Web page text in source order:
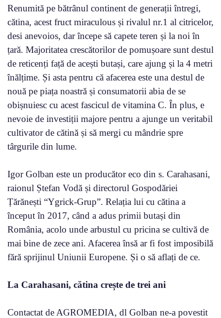
Renumită pe bătrânul continent de generații întregi,
cătina, acest fruct miraculous și rivalul nr.1 al citricelor,
desi anevoios, dar începe să capete teren și la noi în
țară. Majoritatea crescătorilor de pomușoare sunt destul
de reticenți față de acești butași, care ajung și la 4 metri
înălțime. Și asta pentru că afacerea este una destul de
nouă pe piața noastră și consumatorii abia de se
obișnuiesc cu acest fascicul de vitamina C. În plus, e
nevoie de investiții majore pentru a ajunge un veritabil
cultivator de cătină și să mergi cu mândrie spre
târgurile din lume.
Igor Golban este un producător eco din s. Carahasani,
raionul Ștefan Vodă și directorul Gospodăriei
Țărănești “Ygrick-Grup”. Relația lui cu cătina a
început în 2017, când a adus primii butași din
România, acolo unde arbustul cu pricina se cultivă de
mai bine de zece ani. Afacerea însă ar fi fost imposibilă
fără sprijinul Uniunii Europene. Și o să aflați de ce.
La Carahasani, cătina crește de trei ani
Contactat de AGROMEDIA, dl Golban ne-a povestit